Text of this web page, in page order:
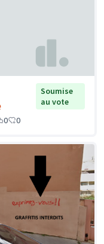
Soumise
au vote
0 0